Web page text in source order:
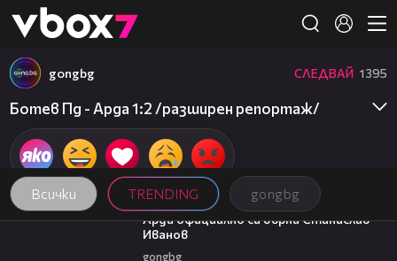
👾
Всички TRENDING gongbg
gongbg СЛЕДВАЙ 1395
Ботев Пд - Арда 1:2 /разширен репортаж/
00:19
Арда официално си върна Станислав
Иванов
gongbg